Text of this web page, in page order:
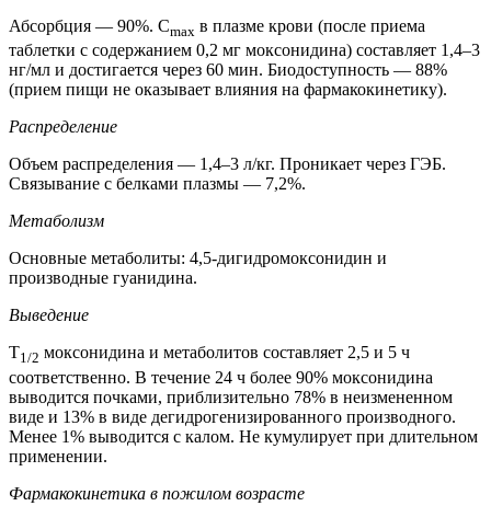
Абсорбция — 90%. Cmax в плазме крови (после приема
таблетки с содержанием 0,2 мг моксонидина) составляет 1,4–3
нг/мл и достигается через 60 мин. Биодоступность — 88%
(прием пищи не оказывает влияния на фармакокинетику).
Распределение
Объем распределения — 1,4–3 л/кг. Проникает через ГЭБ.
Связывание с белками плазмы — 7,2%.
Метаболизм
Основные метаболиты: 4,5-дигидромоксонидин и
производные гуанидина.
Выведение
Т1/2 моксонидина и метаболитов составляет 2,5 и 5 ч
соответственно. В течение 24 ч более 90% моксонидина
выводится почками, приблизительно 78% в неизмененном
виде и 13% в виде дегидрогенизированного производного.
Менее 1% выводится с калом. Не кумулирует при длительном
применении.
Фармакокинетика в пожилом возрасте